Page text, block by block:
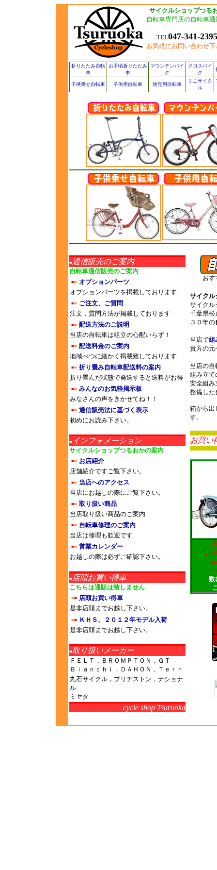
サイクルショップつる
自転車専門店の自転車通
TEL047-341-2395
お気軽にお問い合わせ下
折りたたみ自転
車
お手頃折りたたみ
車
マウンテンバイ
ク
クロスバイ
ク
子供乗せ自転車 子供用自転車 幼児用自転車
ミニサイク
ル
■通信販売のご案内
自転車通信販売のご案内
■■ オプションパーツ
オプションパーツを掲載しております
■■ ご注文、ご質問
注文．質問方法が掲載しております
■■ 配送方法のご説明
当店の自転車は組立の心配いらず！
■■ 配送料金のご案内
地域べつに細かく掲載致しております
■■ 折り畳み自転車配送料の案内
折り畳んだ状態で発送すると送料がお得
■■ みんなのお気軽掲示板
みなさんの声をきかせてね！！
■■ 通信販売法に基づく表示
初めにお読み下さい。
■インフォメーション
サイクルショップつるおかの案内
■■ お店紹介
店舗紹介ですご覧下さい。
■■ 当店へのアクセス
当店にお越しの際にご覧下さい。
■■ 取り扱い商品
当店取り扱い商品のご案内
■■ 自転車修理のご案内
当店は修理も歓迎です
■■ 営業カレンダー
お越しの際は必ずご確認下さい。
■店頭お買い得車
こちらは通販は致しません
■■ 店頭お買い得車
是非店頭までお越し下さい。
■■
ＫＨＳ、２０１２年モデル入荷
是非店頭までお越し下さい。
■取り扱いメーカー
ＦＥＬＴ ， ＢＲＯＭＰＴＯＮ ， ＧＴ
Ｂｉａｎｃｈ ｉ， ＤＡＨＯＮ ， Ｔｅｒｎ
丸石サイクル，ブリヂストン，ナショナ
ル
ミヤタ
cycle shop Tsuruoka
おす
サイクル
サイクル
千葉県松
３０年の
当店で組
貴方の元
当店の自
組み立て
安全組み
整備した
箱から出
す。
お買い
ふ
ふ
数